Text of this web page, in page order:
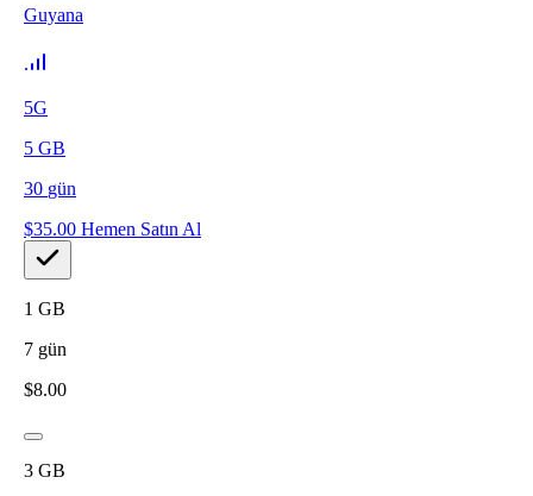
Guyana
5G
5 GB
30 gün
$35.00 Hemen Satın Al
1 GB
7 gün
$8.00
3 GB